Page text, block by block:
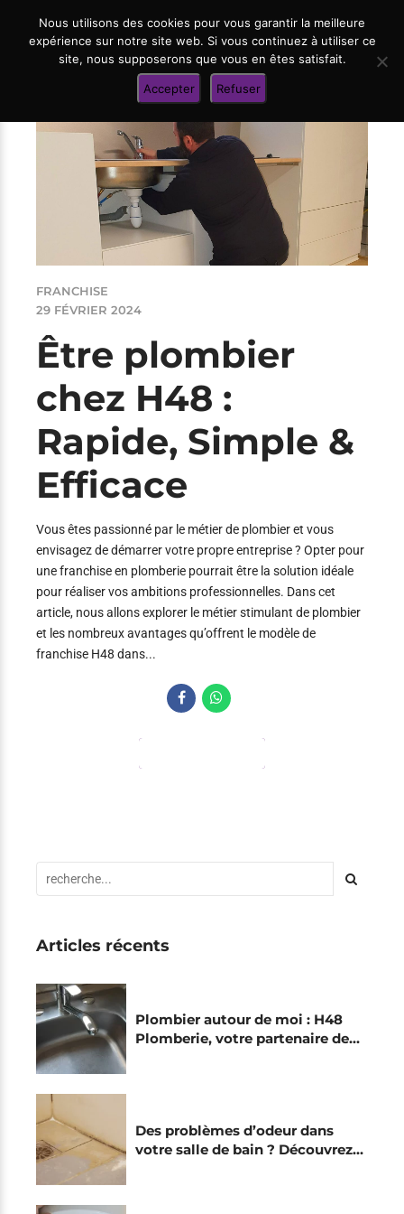
FRANCHISE
29 FÉVRIER 2024
Être plombier
chez H48 :
Rapide, Simple &
Efficace
Vous êtes passionné par le métier de plombier et vous
envisagez de démarrer votre propre entreprise ? Opter pour
une franchise en plomberie pourrait être la solution idéale
pour réaliser vos ambitions professionnelles. Dans cet
article, nous allons explorer le métier stimulant de plombier
et les nombreux avantages qu’offrent le modèle de
franchise H48 dans...
Articles récents
Plombier autour de moi : H48
Plomberie, votre partenaire de
Des problèmes d’odeur dans
votre salle de bain ? Découvrez
Nous utilisons des cookies pour vous garantir la meilleure
expérience sur notre site web. Si vous continuez à utiliser ce
site, nous supposerons que vous en êtes satisfait.
Accepter Refuser